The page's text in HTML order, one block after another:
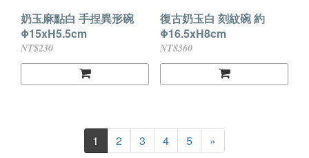
奶玉麻點白 手捏異形碗
Φ15xH5.5cm
NT$230
復古奶玉白 刻紋碗 約
Φ16.5xH8cm
NT$360
1 2 3 4 5 »